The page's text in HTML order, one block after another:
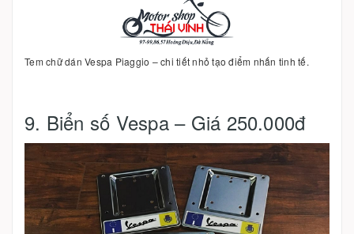
Tem chữ dán Vespa Piaggio – chi tiết nhỏ tạo điểm nhấn tinh tế.
9. Biển số Vespa – Giá 250.000đ